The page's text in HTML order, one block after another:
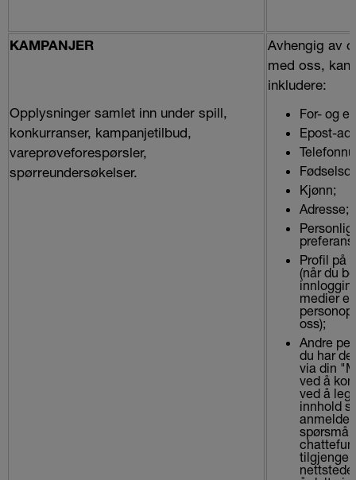
KAMPANJER
Opplysninger samlet inn under spill,
konkurranser, kampanjetilbud,
vareprøveforespørsler,
spørreundersøkelser.
Avhengig av
med oss, kan
inkludere:
For- og
Epost-
Kjønn;
Adresse;
Profil på
(når du
medier
oss);
Andre
du har
via din
ved å
ved å
innhold
spørsmål